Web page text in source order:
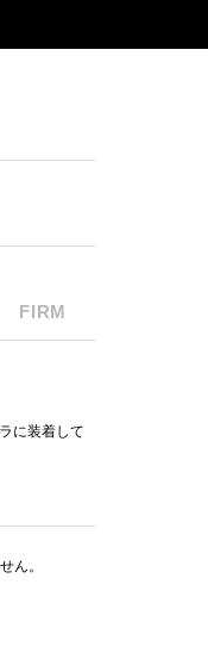
FIRM
に装着して
ん。